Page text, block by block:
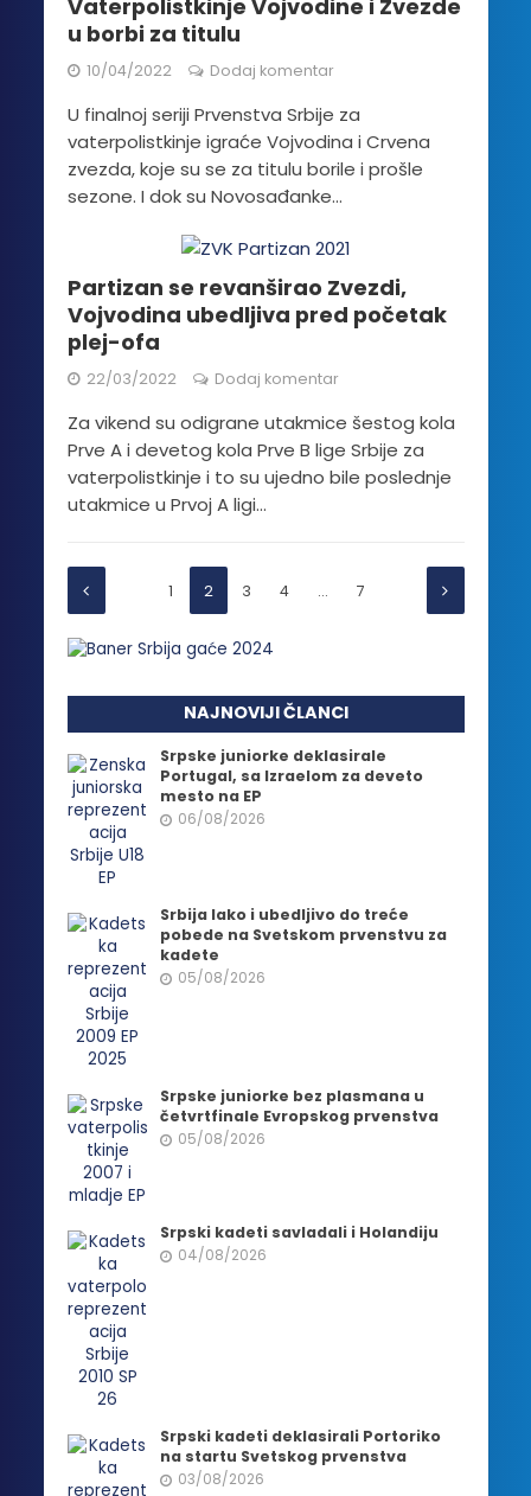
Vaterpolistkinje Vojvodine i Zvezde
u borbi za titulu
10/04/2022 Dodaj komentar
U finalnoj seriji Prvenstva Srbije za
vaterpolistkinje igraće Vojvodina i Crvena
zvezda, koje su se za titulu borile i prošle
sezone. I dok su Novosađanke...
Partizan se revanširao Zvezdi,
Vojvodina ubedljiva pred početak
plej-ofa
22/03/2022 Dodaj komentar
Za vikend su odigrane utakmice šestog kola
Prve A i devetog kola Prve B lige Srbije za
vaterpolistkinje i to su ujedno bile poslednje
utakmice u Prvoj A ligi...
1 2 3 4 … 7
NAJNOVIJI ČLANCI
Srpske juniorke deklasirale
Portugal, sa Izraelom za deveto
mesto na EP
06/08/2026
Srbija lako i ubedljivo do treće
pobede na Svetskom prvenstvu za
kadete
05/08/2026
Srpske juniorke bez plasmana u
četvrtfinale Evropskog prvenstva
05/08/2026
Srpski kadeti savladali i Holandiju
04/08/2026
Srpski kadeti deklasirali Portoriko
na startu Svetskog prvenstva
03/08/2026